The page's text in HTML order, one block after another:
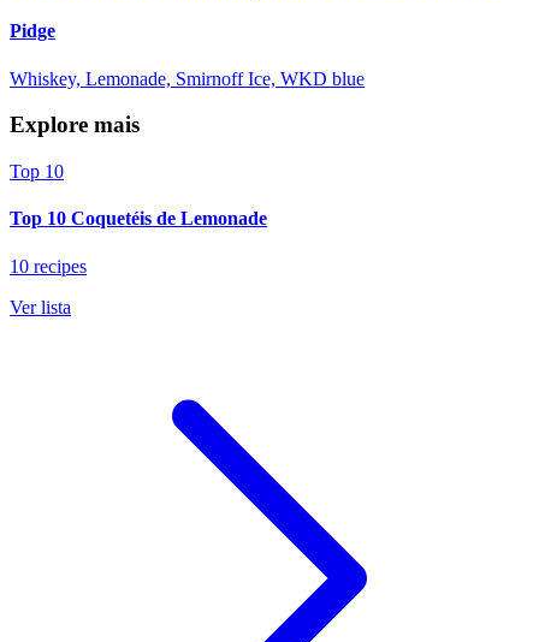
Pidge
Whiskey, Lemonade, Smirnoff Ice, WKD blue
Explore mais
Top 10
Top 10 Coquetéis de Lemonade
10 recipes
Ver lista